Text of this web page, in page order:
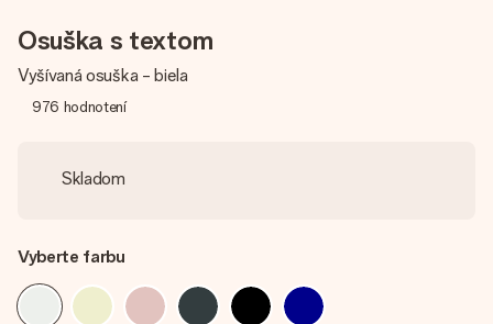
Osuška s textom
Vyšívaná osuška - biela
976 hodnotení
Skladom
Vyberte farbu